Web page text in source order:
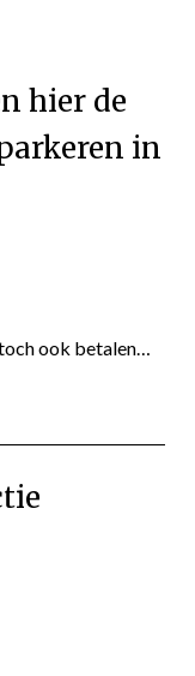
hier de
in
ook betalen…